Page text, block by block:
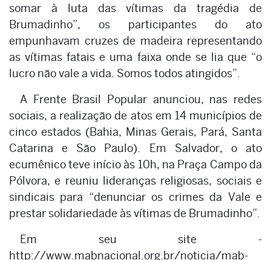
somar à luta das vítimas da tragédia de
Brumadinho”, os participantes do ato
empunhavam cruzes de madeira representando
as vítimas fatais e uma faixa onde se lia que “o
lucro não vale a vida. Somos todos atingidos”.
A Frente Brasil Popular anunciou, nas redes
sociais, a realização de atos em 14 municípios de
cinco estados (Bahia, Minas Gerais, Pará, Santa
Catarina e São Paulo). Em Salvador, o ato
ecumênico teve início às 10h, na Praça Campo da
Pólvora, e reuniu lideranças religiosas, sociais e
sindicais para “denunciar os crimes da Vale e
prestar solidariedade às vítimas de Brumadinho”.
Em seu site -
http://www.mabnacional.org.br/noticia/mab-